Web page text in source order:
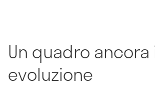
Un quadro ancora
evoluzione